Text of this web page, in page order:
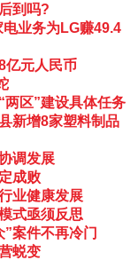
到吗?
业务为LG赚49.4
亿元人民币
两区”建设具体任务
新增8家塑料制品
调发展
成败
业健康发展
式亟须反思
案件不再冷门
蜕变